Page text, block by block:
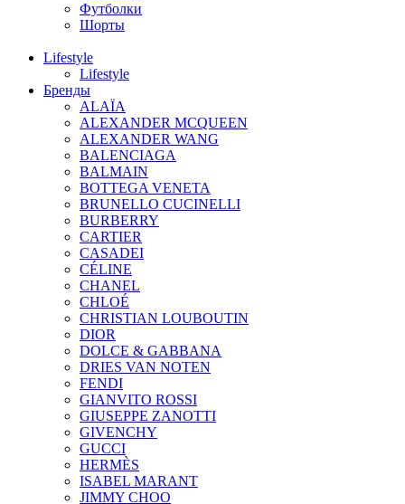
Футболки
Шорты
Lifestyle
Lifestyle
Бренды
ALAÏA
ALEXANDER MCQUEEN
ALEXANDER WANG
BALENCIAGA
BALMAIN
BOTTEGA VENETA
BRUNELLO CUCINELLI
BURBERRY
CARTIER
CASADEI
CÉLINE
CHANEL
CHLOÉ
CHRISTIAN LOUBOUTIN
DIOR
DOLCE & GABBANA
DRIES VAN NOTEN
FENDI
GIANVITO ROSSI
GIUSEPPE ZANOTTI
GIVENCHY
GUCCI
HERMÈS
ISABEL MARANT
JIMMY CHOO